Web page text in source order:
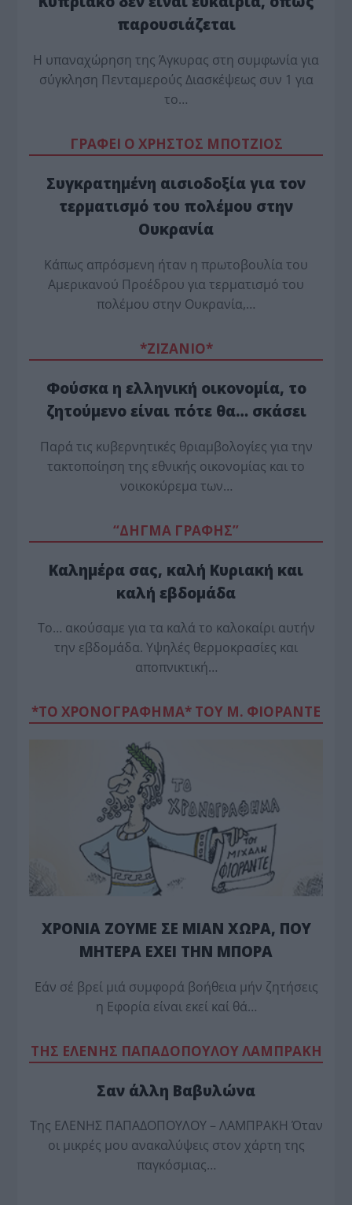
παρουσιάζεται
Η υπαναχώρηση της Άγκυρας στη συμφωνία για
σύγκληση Πενταμερούς Διασκέψεως συν 1 για
το…
ΓΡΑΦΕΙ Ο ΧΡΗΣΤΟΣ ΜΠΟΤΖΙΟΣ
Συγκρατημένη αισιοδοξία για τον
τερματισμό του πολέμου στην
Ουκρανία
Κάπως απρόσμενη ήταν η πρωτοβουλία του
Αμερικανού Προέδρου για τερματισμό του
πολέμου στην Ουκρανία,…
*ZΙΖΑΝΙΟ*
Φούσκα η ελληνική οικονομία, το
ζητούμενο είναι πότε θα… σκάσει
Παρά τις κυβερνητικές θριαμβολογίες για την
τακτοποίηση της εθνικής οικονομίας και το
νοικοκύρεμα των…
“ΔΗΓΜΑ ΓΡΑΦΗΣ”
Καλημέρα σας, καλή Κυριακή και
καλή εβδομάδα
Το… ακούσαμε για τα καλά το καλοκαίρι αυτήν
την εβδομάδα. Υψηλές θερμοκρασίες και
αποπνικτική…
*ΤΟ ΧΡΟΝΟΓΡΑΦΗΜΑ* ΤΟΥ Μ. ΦΙΟΡΆΝΤΕ
ΧΡΟΝΙΑ ΖΟΥΜΕ ΣΕ ΜΙΑΝ ΧΩΡΑ, ΠΟΥ
ΜΗΤΕΡΑ ΕΧΕΙ ΤΗΝ ΜΠΟΡΑ
Εάν σέ βρεί μιά συμφορά βοήθεια μήν ζητήσεις
η Εφορία είναι εκεί καί θά…
TΗΣ ΕΛΕΝΗΣ ΠΑΠΑΔΟΠΟΥΛΟΥ ΛΑΜΠΡΑΚΗ
Σαν άλλη Βαβυλώνα
Της ΕΛΕΝΗΣ ΠΑΠΑΔΟΠΟΥΛΟΥ – ΛΑΜΠΡΑΚΗ Όταν
οι μικρές μου ανακαλύψεις στον χάρτη της
παγκόσμιας…